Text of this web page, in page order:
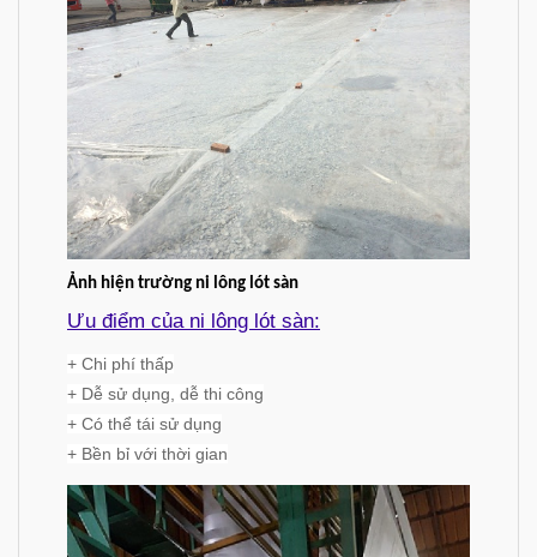
Ảnh hiện trường ni lông lót sàn
Ưu điểm của ni lông lót sàn:
+ Chi phí thấp
+ Dễ sử dụng, dễ thi công
+ Có thể tái sử dụng
+ Bền bỉ với thời gian